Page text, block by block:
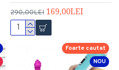
290,00LEI 169,00LEI
NOU
Foarte cautat